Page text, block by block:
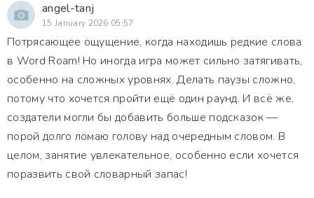
angel-tanj
15 January 2026 05:57
Потрясающее ощущение, когда находишь редкие слова
в Word Roam! Но иногда игра может сильно затягивать,
особенно на сложных уровнях. Делать паузы сложно,
потому что хочется пройти ещё один раунд. И всё же,
создатели могли бы добавить больше подсказок —
порой долго ломаю голову над очередным словом. В
целом, занятие увлекательное, особенно если хочется
поразвить свой словарный запас!